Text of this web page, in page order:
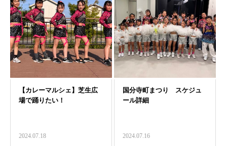
2024.07.18 2024.07.16